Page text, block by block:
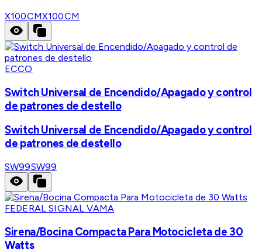
X100CMX100CM
ECCO
Switch Universal de Encendido/Apagado y control
de patrones de destello
Switch Universal de Encendido/Apagado y control
de patrones de destello
SW99SW99
FEDERAL SIGNAL VAMA
Sirena/Bocina Compacta Para Motocicleta de 30
Watts